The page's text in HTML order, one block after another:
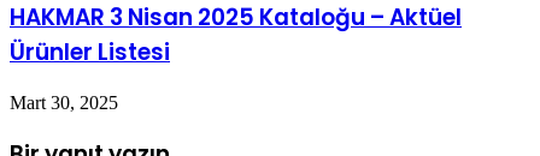
HAKMAR 3 Nisan 2025 Kataloğu – Aktüel
Ürünler Listesi
Mart 30, 2025